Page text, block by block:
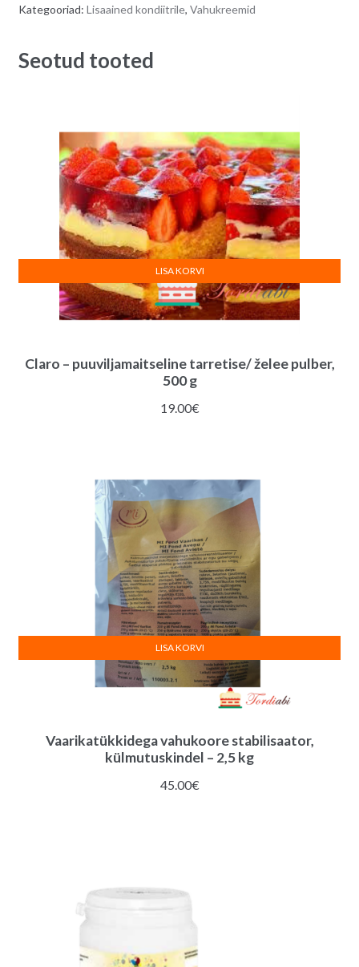
Kategooriad: Lisaained kondiitrile, Vahukreemid
Seotud tooted
Claro – puuviljamaitseline tarretise/ želee pulber,
500 g
19.00€
LISA KORVI
Vaarikatükkidega vahukoore stabilisaator,
külmutuskindel – 2,5 kg
45.00€
LISA KORVI